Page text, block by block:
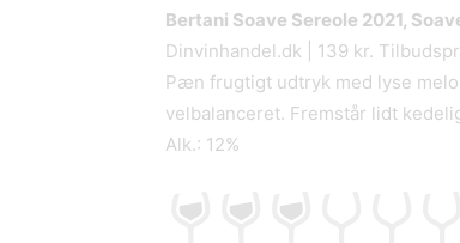
Bertani Soave Sereole 2021,
Dinvinhandel.dk | 139 kr.
Pæn frugtigt udtryk med lyse
velbalanceret. Fremstår lidt
Alk.: 12%